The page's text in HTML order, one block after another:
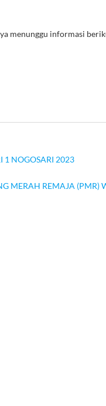
menunggu informasi
1 NOGOSARI 2023
MERAH REMAJA (PMR)